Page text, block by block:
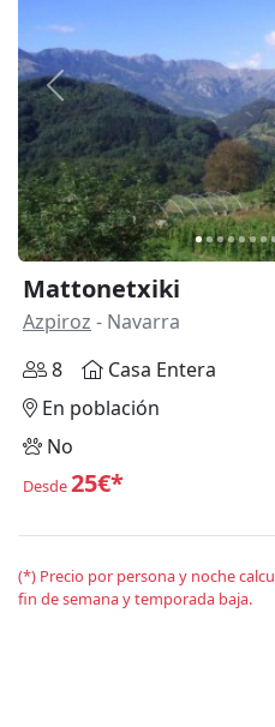
Anterior
Mattonetxiki
Azpiroz - Navarra
8
Casa Entera
En población
No
Desde25€*
(*) Precio por persona y noche
fin de semana y temporada baja.